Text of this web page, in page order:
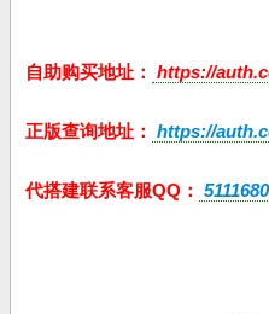
自助购买地址： https://
正版查询地址： https://
代搭建联系客服QQ：